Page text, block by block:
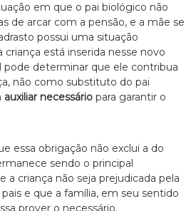
em que o pai biológico não
de arcar com a pensão, e a mãe se
possui uma situação
está inserida nesse novo
pode determinar que ele contribua
não como substituto do pai
auxiliar necessáriopara garantir o
essa obrigação não exclui a do
sendo o principal
a criança não seja prejudicada pela
e que a família, em seu sentido
prover o necessário.